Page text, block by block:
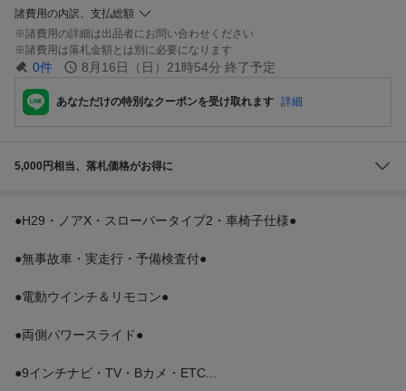
諸費用の内訳、支払総額
諸費用の詳細は出品者にお問い合わせください
諸費用は落札金額とは別に必要になります
0件 8月16日（日）21時54分 終了予定
あなただけの特別なクーポンを受け取れます 詳細
5,000円相当、落札価格がお得に
●H29・ノアX・スローパータイプ2・車椅子仕様●
●無事故車・実走行・予備検査付●
●電動ウインチ＆リモコン●
●両側パワースライド●
●9インチナビ・TV・Bカメ・ETC...